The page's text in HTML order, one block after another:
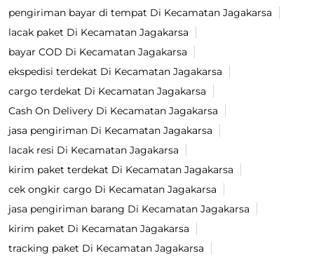
pengiriman bayar di tempat Di Kecamatan Jagakarsa
lacak paket Di Kecamatan Jagakarsa
bayar COD Di Kecamatan Jagakarsa
ekspedisi terdekat Di Kecamatan Jagakarsa
cargo terdekat Di Kecamatan Jagakarsa
Cash On Delivery Di Kecamatan Jagakarsa
jasa pengiriman Di Kecamatan Jagakarsa
lacak resi Di Kecamatan Jagakarsa
kirim paket terdekat Di Kecamatan Jagakarsa
cek ongkir cargo Di Kecamatan Jagakarsa
jasa pengiriman barang Di Kecamatan Jagakarsa
kirim paket Di Kecamatan Jagakarsa
tracking paket Di Kecamatan Jagakarsa